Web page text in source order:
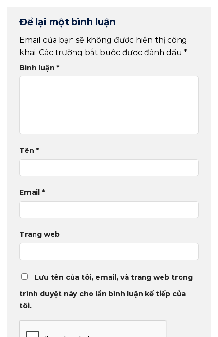
Để lại một bình luận
Email của bạn sẽ không được hiển thị công
khai. Các trường bắt buộc được đánh dấu *
Bình luận *
Tên *
Email *
Trang web
Lưu tên của tôi, email, và trang web trong
trình duyệt này cho lần bình luận kế tiếp của
tôi.